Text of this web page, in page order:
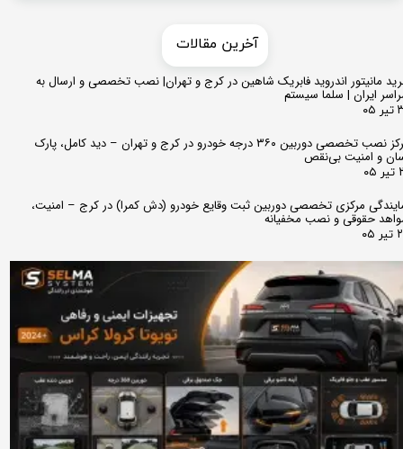
مانیتور اندروید فابریک شاهین در کرج و تهران| نصب تخصصی و ارسال به
ایران | سلما سیستم
مرکز نصب تخصصی دوربین ۳۶۰ درجه خودرو در کرج و تهران – دید کامل، پارک
و امنیت بی‌نقص
مرکزی تخصصی دوربین ثبت وقایع خودرو (دش کمرا) در کرج – امنیت،
حقوقی و نصب مخفیانه
​​آخرین مقالات